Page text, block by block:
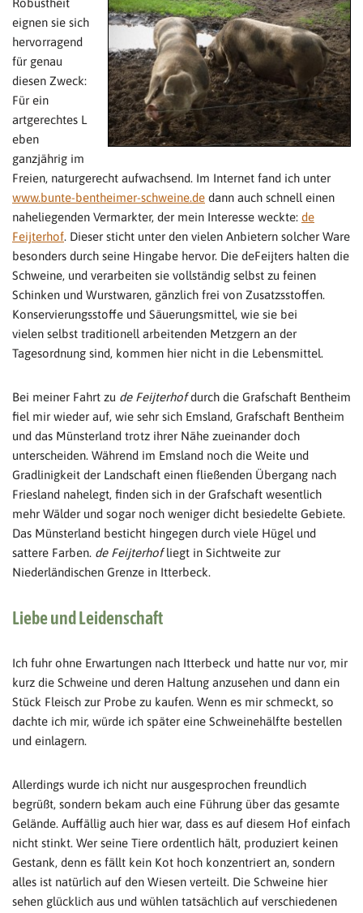
Robustheit
eignen sie sich
hervorragend
für genau
diesen Zweck:
Für ein
artgerechtes L
eben
ganzjährig im
Freien, naturgerecht aufwachsend. Im Internet fand ich unter
www.bunte-bentheimer-schweine.de dann auch schnell einen
naheliegenden Vermarkter, der mein Interesse weckte: de
Feijterhof. Dieser sticht unter den vielen Anbietern solcher Ware
besonders durch seine Hingabe hervor. Die deFeijters halten die
Schweine, und verarbeiten sie vollständig selbst zu feinen
Schinken und Wurstwaren, gänzlich frei von Zusatzsstoffen.
Konservierungsstoffe und Säuerungsmittel, wie sie bei
vielen selbst traditionell arbeitenden Metzgern an der
Tagesordnung sind, kommen hier nicht in die Lebensmittel.
Bei meiner Fahrt zu de Feijterhofdurch die Grafschaft Bentheim
fiel mir wieder auf, wie sehr sich Emsland, Grafschaft Bentheim
und das Münsterland trotz ihrer Nähe zueinander doch
unterscheiden. Während im Emsland noch die Weite und
Gradlinigkeit der Landschaft einen fließenden Übergang nach
Friesland nahelegt, finden sich in der Grafschaft wesentlich
mehr Wälder und sogar noch weniger dicht besiedelte Gebiete.
Das Münsterland besticht hingegen durch viele Hügel und
sattere Farben. de Feijterhofliegt in Sichtweite zur
Niederländischen Grenze in Itterbeck.
Liebe und Leidenschaft
Ich fuhr ohne Erwartungen nach Itterbeck und hatte nur vor, mir
kurz die Schweine und deren Haltung anzusehen und dann ein
Stück Fleisch zur Probe zu kaufen. Wenn es mir schmeckt, so
dachte ich mir, würde ich später eine Schweinehälfte bestellen
und einlagern.
Allerdings wurde ich nicht nur ausgesprochen freundlich
begrüßt, sondern bekam auch eine Führung über das gesamte
Gelände. Auffällig auch hier war, dass es auf diesem Hof einfach
nicht stinkt. Wer seine Tiere ordentlich hält, produziert keinen
Gestank, denn es fällt kein Kot hoch konzentriert an, sondern
alles ist natürlich auf den Wiesen verteilt. Die Schweine hier
sehen glücklich aus und wühlen tatsächlich auf verschiedenen